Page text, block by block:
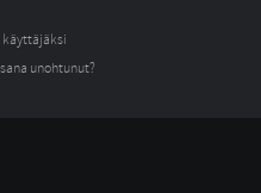
käyttäjäksi
unohtunut?